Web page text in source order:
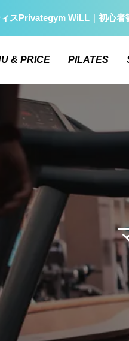
スPrivategym WiLL｜初心者
& PRICE PILATES